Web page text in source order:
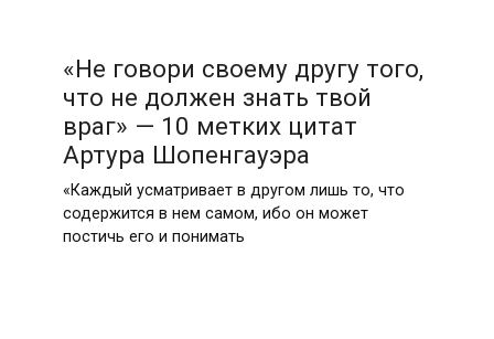
«Не говори своему другу того,
что не должен знать твой
враг» — 10 метких цитат
Артура Шопенгауэра
«Каждый усматривает в другом лишь то, что
содержится в нем самом, ибо он может
постичь его и понимать